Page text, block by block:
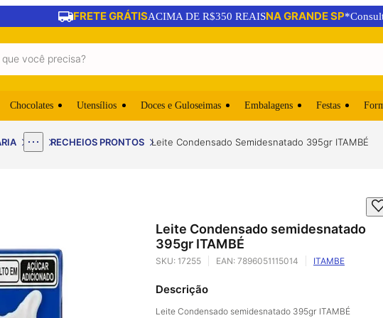
FRETE GRÁTISACIMA DE R$350 REAISNA GRANDE SP
Chocolates Utensílios Doces e Guloseimas Embalagens Festas
RECHEIOS PRONTOS Leite Condensado Semidesnatado 395gr ITAMBÉ
Leite Condensado semidesnatado
395gr ITAMBÉ
SKU: 17255 EAN: 7896051115014 ITAMBE
Descrição
Leite Condensado semidesnatado 395gr ITAMBÉ